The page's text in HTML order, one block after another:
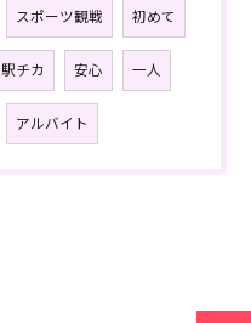
スポーツ観戦 初めて
駅チカ 安心 一人
アルバイト